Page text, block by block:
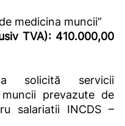
medicina muncii”
TVA): 410.000,00
solicită servicii
prevazute de
salariatii INCDS –